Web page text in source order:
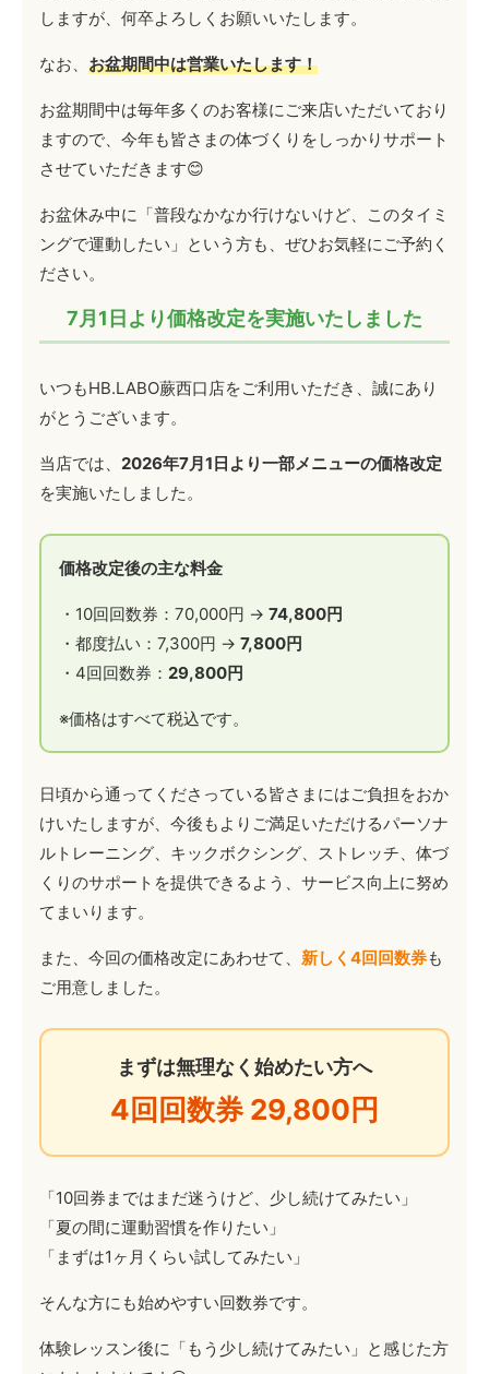
しますが、何卒よろしくお願いいたします。
なお、お盆期間中は営業いたします！
お盆期間中は毎年多くのお客様にご来店いただいており
ますので、今年も皆さまの体づくりをしっかりサポート
させていただきます😊
お盆休み中に「普段なかなか行けないけど、このタイミ
ングで運動したい」という方も、ぜひお気軽にご予約く
ださい。
7月1日より価格改定を実施いたしました
いつもHB.LABO蕨西口店をご利用いただき、誠にあり
がとうございます。
当店では、 2026年7月1日より一部メニューの価格改定
を実施いたしました。
価格改定後の主な料金
・10回回数券：70,000円 →74,800円
・都度払い：7,300円 →7,800円
・4回回数券： 29,800円
※価格はすべて税込です。
日頃から通ってくださっている皆さまにはご負担をおか
けいたしますが、今後もよりご満足いただけるパーソナ
ルトレーニング、キックボクシング、ストレッチ、体づ
くりのサポートを提供できるよう、サービス向上に努め
てまいります。
また、今回の価格改定にあわせて、 新しく4回回数券も
ご用意しました。
まずは無理なく始めたい方へ
4回回数券 29,800円
「10回券まではまだ迷うけど、少し続けてみたい」
「夏の間に運動習慣を作りたい」
「まずは1ヶ月くらい試してみたい」
そんな方にも始めやすい回数券です。
体験レッスン後に「もう少し続けてみたい」と感じた方